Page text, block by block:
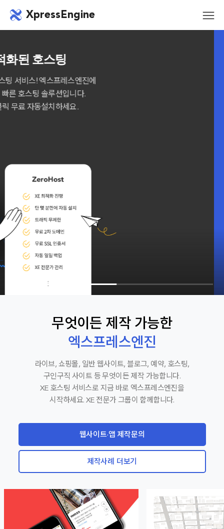
XpressEngine
모바
XE에 최적화된 호스팅
신속하고 안정적인 웹호스팅 서비스! 엑스프레스엔진에
최적화된 안정적이고 빠른 호스팅 솔루션입니다.
설치과정 없이 원클릭 무료 자동설치하세요.
무엇이든 제작 가능한
엑스프레스엔진
라이브, 쇼핑몰, 일반 웹사이트, 블로그, 예약, 호스팅,
구인구직 사이트 등 무엇이든 제작 가능합니다.
XE 호스팅 서비스로 지금 바로 엑스프레스엔진을
시작하세요. XE 전문가 그룹이 함께합니다.
웹사이트·앱 제작문의
제작사례 더보기
이미지